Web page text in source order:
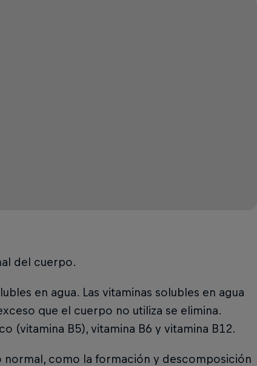
del cuerpo.
en agua. Las vitaminas solubles en agua
que el cuerpo no utiliza se elimina.
(vitamina B5), vitamina B6 y vitamina B12.
normal, como la formación y descomposición